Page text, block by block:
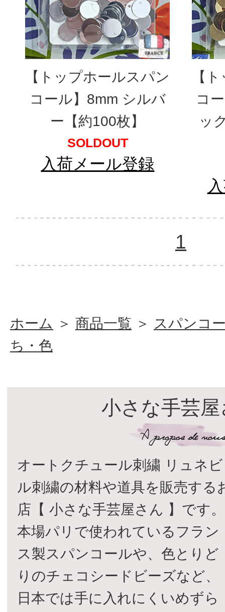
【トップホールスパン
コール】8mm シルバ
ー【約100枚】
SOLDOUT
入荷メール登録
【
コ
ッ
1
ホーム ＞ 商品一覧 ＞
スパンコ
ち・色
小さな手芸
オートクチュール刺繍 リュネビ
ル刺繍の材料や道具を販売する
店【 小さな手芸屋さん 】です。
本場パリで使われているフラン
ス製スパンコールや、色とりど
りのチェコシードビーズなど、
日本では手に入れにくいめずら